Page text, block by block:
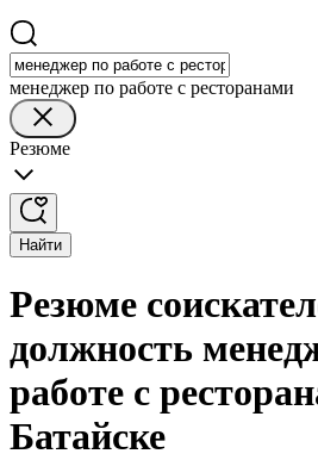
менеджер по работе с ресторанами
Резюме
Найти
Резюме
должность
работе с
Батайске